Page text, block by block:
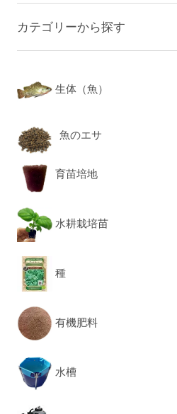
カテゴリーから探す
生体（魚）
魚のエサ
育苗培地
水耕栽培苗
種
有機肥料
水槽